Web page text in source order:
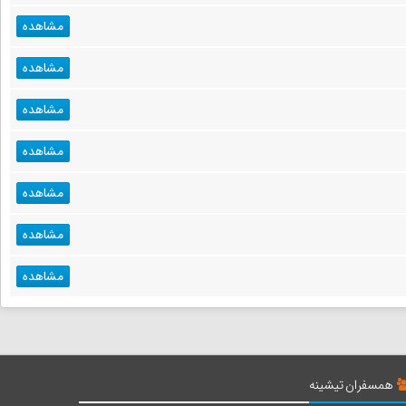
مشاهده
مشاهده
مشاهده
مشاهده
مشاهده
مشاهده
مشاهده
همسفران تیشینه